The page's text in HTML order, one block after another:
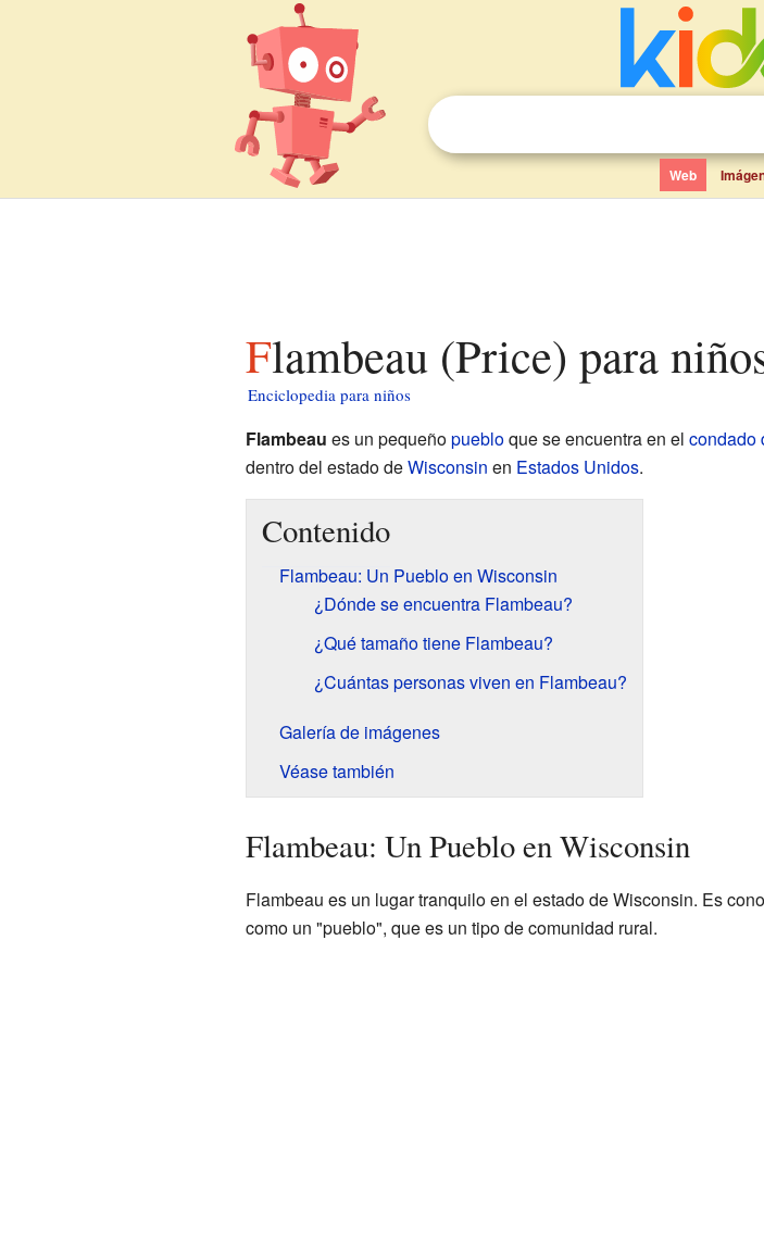
Web
Flambeau (Price) para
Enciclopedia para niños
Flambeau es un pequeñopuebloque se encuentra en el condado
dentro del estado deWisconsin en Estados Unidos.
Contenido
Flambeau: Un Pueblo en Wisconsin
¿Dónde se encuentra Flambeau?
¿Qué tamaño tiene Flambeau?
¿Cuántas personas viven en Flambeau?
Galería de imágenes
Véase también
Flambeau: Un Pueblo en Wisconsin
Flambeau es un lugar tranquilo en el estado de Wisconsin. Es
como un "pueblo", que es un tipo de comunidad rural.